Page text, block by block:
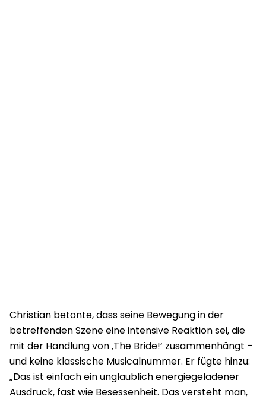
Christian betonte, dass seine Bewegung in der
betreffenden Szene eine intensive Reaktion sei, die
mit der Handlung von ‚The Bride!‘ zusammenhängt –
und keine klassische Musicalnummer. Er fügte hinzu:
„Das ist einfach ein unglaublich energiegeladener
Ausdruck, fast wie Besessenheit. Das versteht man,